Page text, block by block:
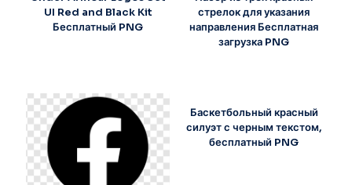
UI Red and Black Kit
Бесплатный PNG
стрелок для указания
направления Бесплатная
загрузка PNG
Баскетбольный красный
силуэт с черным текстом,
бесплатный PNG